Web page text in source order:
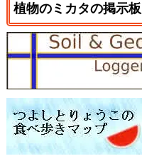
植物のミカタの掲示板